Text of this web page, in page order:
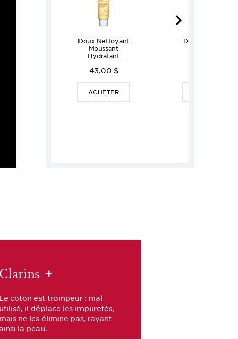
Doux Nettoyant
Moussant
Hydratant
43.00 $
ACHETER
Doux Nettoyant
Clarins +
Le coton est trompeur : mal
utilisé, il déplace les impuretés,
mais ne les élimine pas, rayant
la peau.